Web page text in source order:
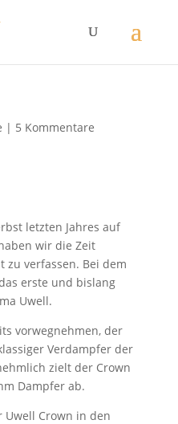
| 5 Kommentare
letzten Jahres auf
wir die Zeit
zu verfassen. Bei dem
erste und bislang
Uwell.
vorwegnehmen, der
Verdampfer der
zielt der Crown
Dampfer ab.
Uwell Crown in den